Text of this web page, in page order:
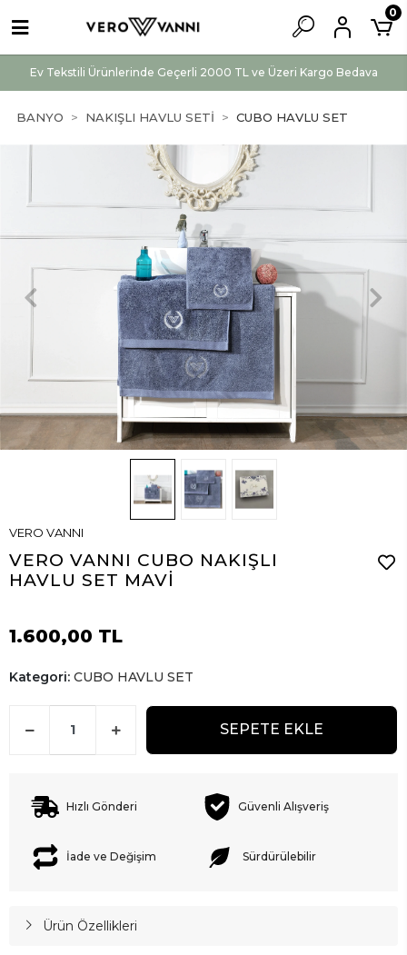
Ev Tekstili Ürünlerinde Geçerli 2000 TL ve Üzeri Kargo Bedava
0
BANYO NAKIŞLI HAVLU SETİ CUBO HAVLU SET
VERO VANNI
VERO VANNI CUBO NAKIŞLI
HAVLU SET MAVİ
1.600,00 TL
Kategori: CUBO HAVLU SET
SEPETE EKLE
Hızlı Gönderi Güvenli Alışveriş
İade ve Değişim Sürdürülebilir
Ürün Özellikleri